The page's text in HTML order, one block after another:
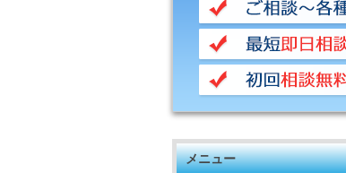
メニュー